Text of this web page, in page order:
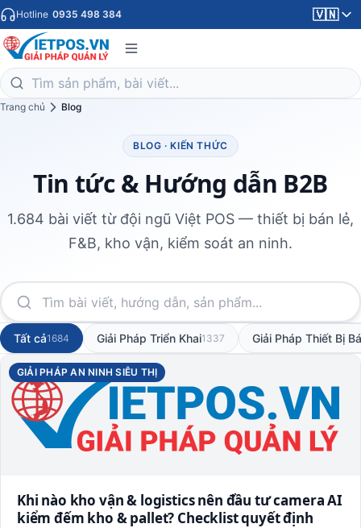
Hotline 0935 498 384 🇻🇳
Trang chủ Blog
BLOG · KIẾN THỨC
Tin tức & Hướng dẫn B2B
1.684 bài viết từ đội ngũ Việt POS — thiết bị bán lẻ,
F&B, kho vận, kiểm soát an ninh.
Tất cả1684 Giải Pháp Triển Khai1337 Giải Pháp Thiết Bị
GIẢI PHÁP AN NINH SIÊU THỊ
Khi nào kho vận & logistics nên đầu tư camera AI
kiểm đếm kho & pallet? Checklist quyết định